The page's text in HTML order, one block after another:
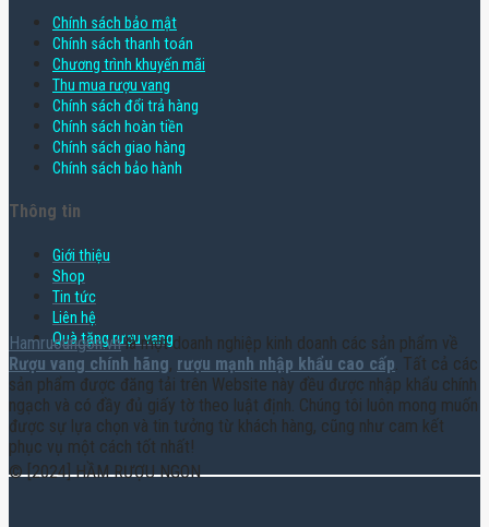
Chính sách bảo mật
Chính sách thanh toán
Chương trình khuyến mãi
Thu mua rượu vang
Chính sách đổi trả hàng
Chính sách hoàn tiền
Chính sách giao hàng
Chính sách bảo hành
Thông tin
Giới thiệu
Shop
Tin tức
Liên hệ
Quà tặng rượu vang
Hamruoungon.vnlà một doanh nghiệp kinh doanh các sản phẩm về
Rượu vang chính hãng, rượu mạnh nhập khẩu cao cấp. Tất cả các
sản phẩm được đăng tải trên Website này đều được nhập khẩu chính
ngạch và có đầy đủ giấy tờ theo luật định. Chúng tôi luôn mong muốn
được sự lựa chọn và tin tưởng từ khách hàng, cũng như cam kết
phục vụ một cách tốt nhất!
© [2024] HẦM RƯỢU NGON